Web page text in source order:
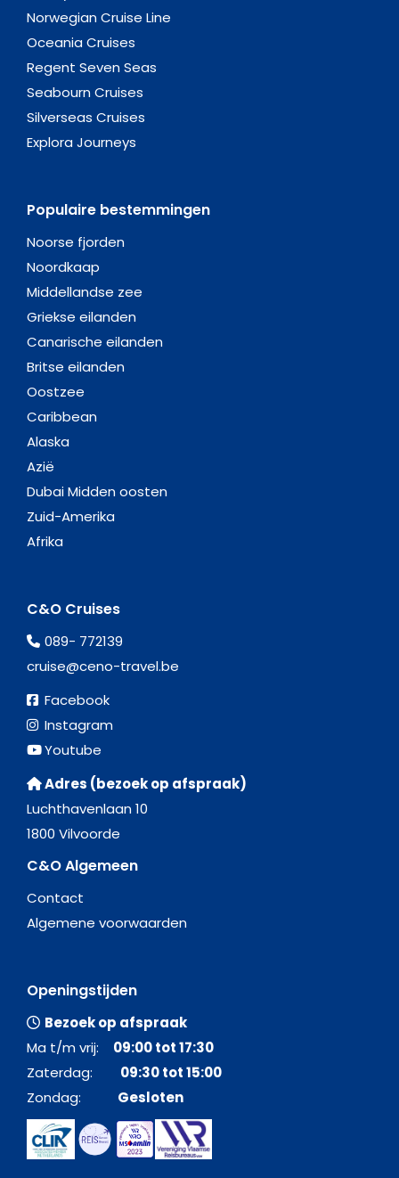
Norwegian Cruise Line
Oceania Cruises
Regent Seven Seas
Seabourn Cruises
Silverseas Cruises
Explora Journeys
Populaire bestemmingen
Noorse fjorden
Noordkaap
Middellandse zee
Griekse eilanden
Canarische eilanden
Britse eilanden
Oostzee
Caribbean
Alaska
Azië
Dubai Midden oosten
Zuid-Amerika
Afrika
C&O Cruises
089- 772139
cruise@ceno-travel.be
Facebook
Instagram
Youtube
Adres (bezoek op afspraak)
Luchthavenlaan 10
1800 Vilvoorde
C&O Algemeen
Contact
Algemene voorwaarden
Openingstijden
Bezoek op afspraak
Ma t/m vrij: 09:00 tot 17:30
Zaterdag: 09:30 tot 15:00
Zondag: Gesloten